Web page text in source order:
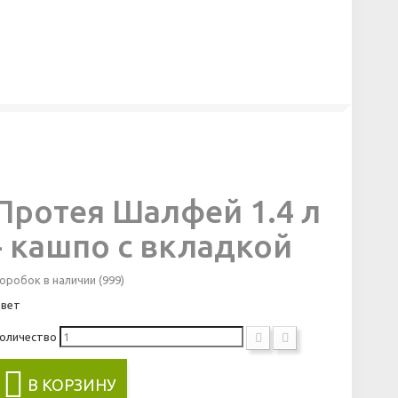
Шалфей 1.4 л
кашпо с вкладкой
в наличии (999)
В КОРЗИНУ